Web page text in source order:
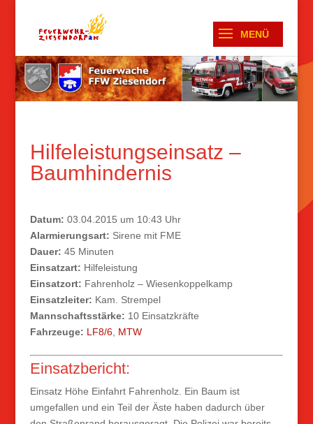
Hilfeleistungseinsatz –
Baumhindernis
Datum: 03.04.2015 um 10:43 Uhr
Alarmierungsart: Sirene mit FME
Dauer: 45 Minuten
Einsatzart: Hilfeleistung
Einsatzort: Fahrenholz – Wiesenkoppelkamp
Einsatzleiter: Kam. Strempel
Mannschaftsstärke: 10 Einsatzkräfte
Fahrzeuge: LF8/6, MTW
Einsatzbericht:
Einsatz Höhe Einfahrt Fahrenholz. Ein Baum ist
umgefallen und ein Teil der Äste haben dadurch über